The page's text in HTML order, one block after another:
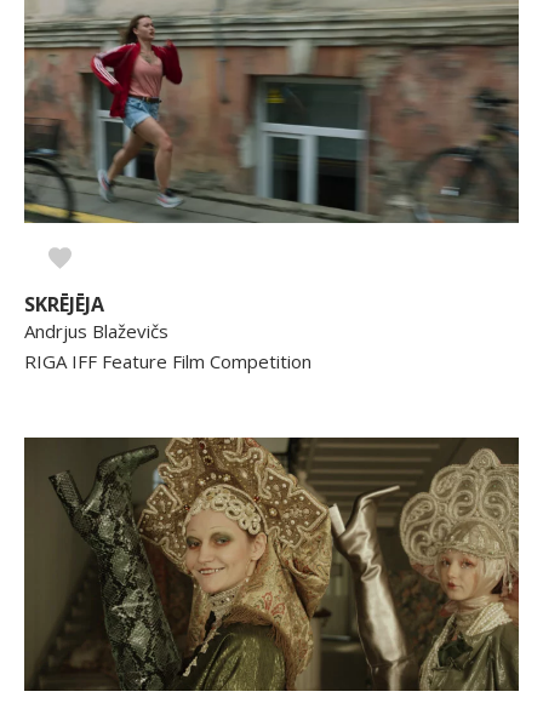
SKRĒJĒJA
Andrjus Blaževičs
RIGA IFF Feature Film Competition